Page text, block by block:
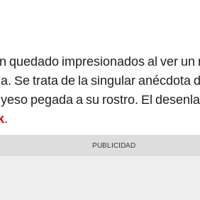
quedado impresionados al ver un
Se trata de la singular anécdota
pegada a su rostro. El
.